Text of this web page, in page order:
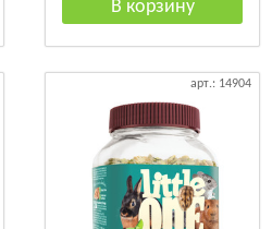
арт.: 14904